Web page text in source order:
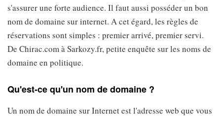
s'assurer une forte audience. Il faut aussi posséder un bon
nom de domaine sur internet. A cet égard, les règles de
réservations sont simples : premier arrivé, premier servi.
De Chirac.com à Sarkozy.fr, petite enquête sur les noms de
domaine en politique.
Qu'est-ce qu'un nom de domaine ?
Un nom de domaine sur Internet est l'adresse web que vous